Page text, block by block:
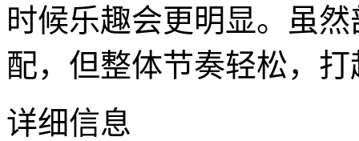
时候乐趣会更明显。虽
配，但整体节奏轻松，
详细信息